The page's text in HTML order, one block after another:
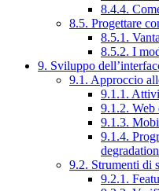
8.4.4.
8.5. Progettare
8.5.1.
8.5.2. I
9. Sviluppo
9.1. Approccio
9.1.1.
9.1.2. Web
9.1.3.
9.1.4.
degradation
9.2. Strumenti di
9.2.1.